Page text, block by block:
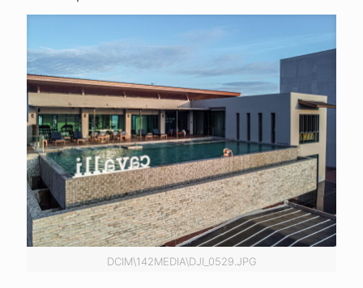
DCIM\142MEDIA\DJI_0529.JPG